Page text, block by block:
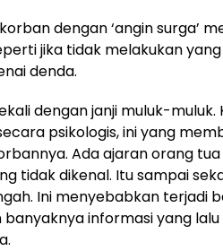
dengan ‘angin surga’
jika tidak melakukan
denda.
dengan janji muluk-
psikologis, ini yang
Ada ajaran orang
tidak dikenal. Itu sampai
Ini menyebabkan terjadi
banyaknya informasi yang